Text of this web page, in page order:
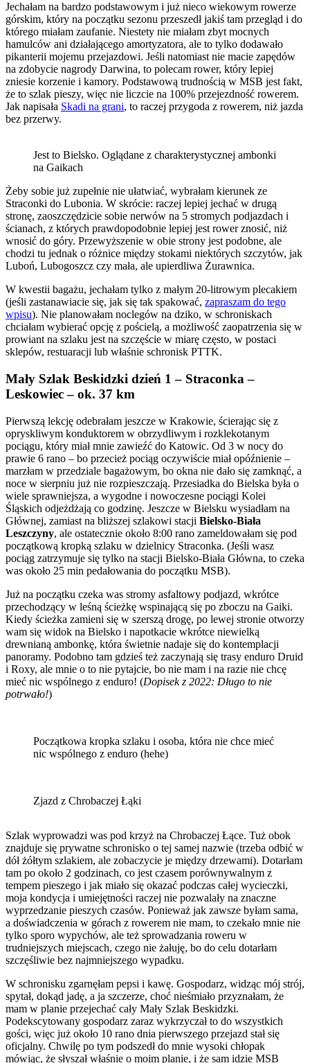
Jechałam na bardzo podstawowym i już nieco wiekowym rowerze
górskim, który na początku sezonu przeszedł jakiś tam przegląd i do
którego miałam zaufanie. Niestety nie miałam zbyt mocnych
hamulców ani działającego amortyzatora, ale to tylko dodawało
pikanterii mojemu przejazdowi. Jeśli natomiast nie macie zapędów
na zdobycie nagrody Darwina, to polecam rower, który lepiej
zniesie korzenie i kamory. Podstawową trudnością w MSB jest fakt,
że to szlak pieszy, więc nie liczcie na 100% przejezdność rowerem.
Jak napisała Skadi na grani, to raczej przygoda z rowerem, niż jazda
bez przerwy.
Jest to Bielsko. Oglądane z charakterystycznej ambonki
na Gaikach
Żeby sobie już zupełnie nie ułatwiać, wybrałam kierunek ze
Straconki do Lubonia. W skrócie: raczej lepiej jechać w drugą
stronę, zaoszczędzicie sobie nerwów na 5 stromych podjazdach i
ścianach, z których prawdopodobnie lepiej jest rower znosić, niż
wnosić do góry. Przewyższenie w obie strony jest podobne, ale
chodzi tu jednak o różnice między stokami niektórych szczytów, jak
Luboń, Lubogoszcz czy mała, ale upierdliwa Żurawnica.
W kwestii bagażu, jechałam tylko z małym 20-litrowym plecakiem
(jeśli zastanawiacie się, jak się tak spakować, zapraszam do tego
wpisu). Nie planowałam noclegów na dziko, w schroniskach
chciałam wybierać opcję z pościelą, a możliwość zaopatrzenia się w
prowiant na szlaku jest na szczęście w miarę często, w postaci
sklepów, restuaracji lub właśnie schronisk PTTK.
Mały Szlak Beskidzki dzień 1 – Straconka –
Leskowiec – ok. 37 km
Pierwszą lekcję odebrałam jeszcze w Krakowie, ścierając się z
opryskliwym konduktorem w obrzydliwym i rozklekotanym
pociągu, który miał mnie zawieźć do Katowic. Od 3 w nocy do
prawie 6 rano – bo przecież pociąg oczywiście miał opóźnienie –
marzłam w przedziale bagażowym, bo okna nie dało się zamknąć, a
noce w sierpniu już nie rozpieszczają. Przesiadka do Bielska była o
wiele sprawniejsza, a wygodne i nowoczesne pociągi Kolei
Śląskich odjeżdżają co godzinę. Jeszcze w Bielsku wysiadłam na
Głównej, zamiast na bliższej szlakowi stacji Bielsko-Biała
Leszczyny, ale ostatecznie około 8:00 rano zameldowałam się pod
początkową kropką szlaku w dzielnicy Straconka. (Jeśli wasz
pociąg zatrzymuje się tylko na stacji Bielsko-Biała Główna, to czeka
was około 25 min pedałowania do początku MSB).
Już na początku czeka was stromy asfaltowy podjazd, wkrótce
przechodzący w leśną ścieżkę wspinającą się po zboczu na Gaiki.
Kiedy ścieżka zamieni się w szerszą drogę, po lewej stronie otworzy
wam się widok na Bielsko i napotkacie wkrótce niewielką
drewnianą ambonkę, która świetnie nadaje się do kontemplacji
panoramy. Podobno tam gdzieś też zaczynają się trasy enduro Druid
i Roxy, ale mnie o to nie pytajcie, bo nie mam i na razie nie chcę
mieć nic wspólnego z enduro! (Dopisek z 2022: Długo to nie
potrwało!)
Początkowa kropka szlaku i osoba, która nie chce mieć
nic wspólnego z enduro (hehe)
Zjazd z Chrobaczej Łąki
Szlak wyprowadzi was pod krzyż na Chrobaczej Łące. Tuż obok
znajduje się prywatne schronisko o tej samej nazwie (trzeba odbić w
dół żółtym szlakiem, ale zobaczycie je między drzewami). Dotarłam
tam po około 2 godzinach, co jest czasem porównywalnym z
tempem pieszego i jak miało się okazać podczas całej wycieczki,
moja kondycja i umiejętności raczej nie pozwalały na znaczne
wyprzedzanie pieszych czasów. Ponieważ jak zawsze byłam sama,
a doświadczenia w górach z rowerem nie mam, to czekało mnie nie
tylko sporo wypychów, ale też sprowadzania roweru w
trudniejszych miejscach, czego nie żałuję, bo do celu dotarłam
szczęśliwie bez najmniejszego wypadku.
W schronisku zgarnęłam pepsi i kawę. Gospodarz, widząc mój strój,
spytał, dokąd jadę, a ja szczerze, choć nieśmiało przyznałam, że
mam w planie przejechać cały Mały Szlak Beskidzki.
Podekscytowany gospodarz zaraz wykrzyczał to do wszystkich
gości, więc już około 10 rano dnia pierwszego przejazd stał się
oficjalny. Chwilę po tym podszedł do mnie wysoki chłopak
mówiąc, że słyszał właśnie o moim planie, i że sam idzie MSB